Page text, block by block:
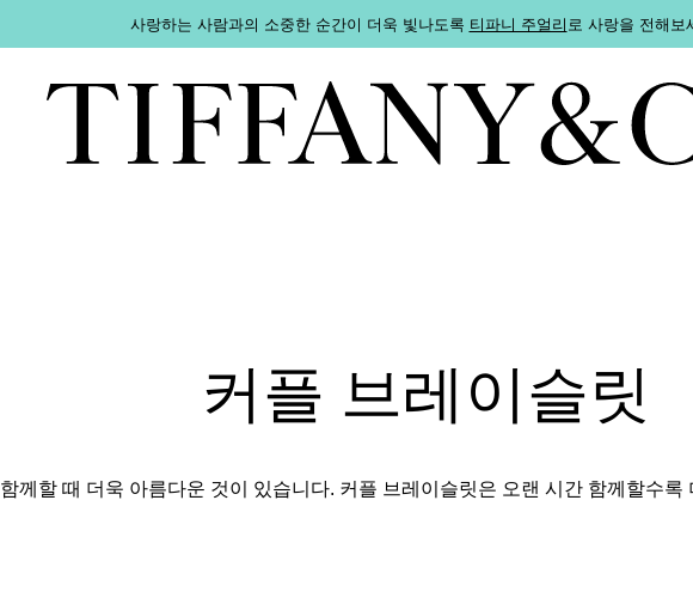
사랑하는 사람과의 소중한 순간이 더욱 빛나도록 티파니 주얼리로 사랑을 전해보
커플 브레이슬릿
함께할 때 더욱 아름다운 것이 있습니다. 커플 브레이슬릿은 오랜 시간 함께할수록